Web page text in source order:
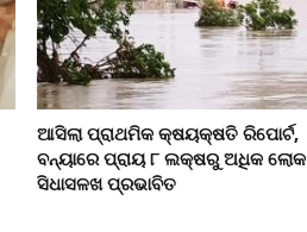
ଆସିଲା ପ୍ରାଥମିକ କ୍ଷୟକ୍ଷତି ରିପୋର୍ଟ,
ବନ୍ୟାରେ ପ୍ରାୟ ୮ ଲକ୍ଷରୁ ଅଧିକ ଲୋକ
ସିଧାସଳଖ ପ୍ରଭାବିତ